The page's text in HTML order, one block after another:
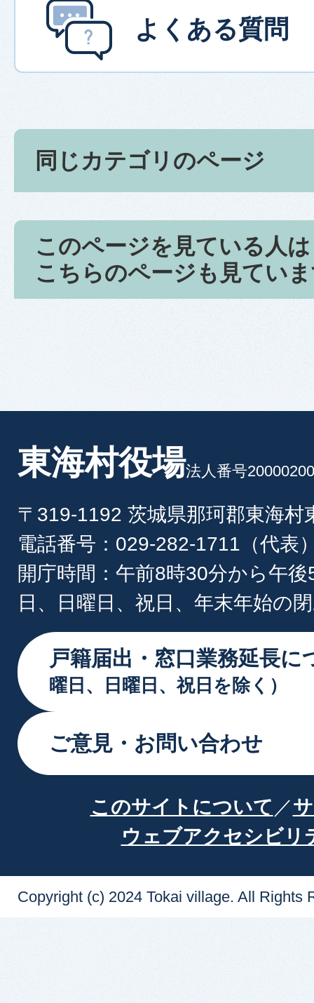
よくある質問
同じカテゴリのページ
このページを見ている人は
こちらのページも見てい
東海村役場法人番号
〒319-1192 茨城県那珂郡東海村
電話番号：029-282-1711（代表
開庁時間：午前8時30分から午
日、日曜日、祝日、年末年始の
戸籍届出・窓口業務延長に
曜日、日曜日、祝日を除く）
ご意見・お問い合わせ
このサイトについて
ウェブアクセシビリ
Copyright (c) 2024 Tokai village. All Rights